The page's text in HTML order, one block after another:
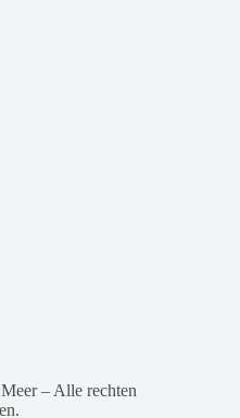
– Alle rechten